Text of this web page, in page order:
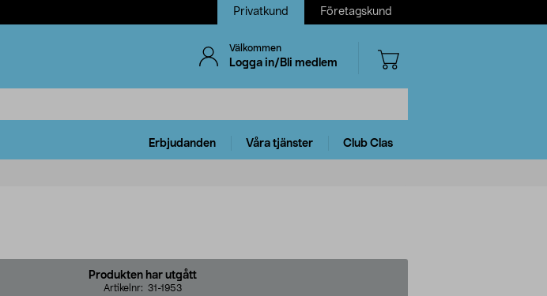
Privatkund Företagskund
Välkommen
Logga in/Bli medlem
Erbjudanden Våra tjänster Club Clas
Produkten har utgått
Artikelnr: 31-1953